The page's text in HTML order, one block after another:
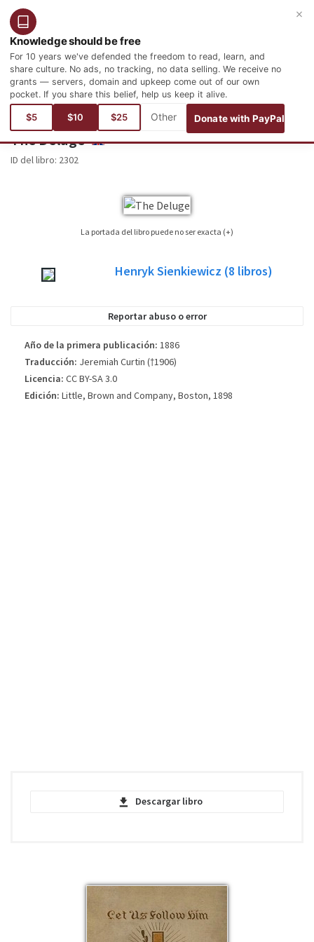
Español
Knowledge should be free
For 10 years we've defended the freedom to read, learn, and
share culture. No ads, no tracking, no data selling. We receive no
grants — servers, domain and upkeep come out of our own
pocket. If you share this belief, help us keep it alive.
$5 $10 $25 Donate with PayPal
×
Está aquí:Idiomas Inglés Literature Polish Literature
The Deluge ENGLISH
ID del libro: 2302
La portada del libro puede no ser exacta (+)
edición está publicada. Por favor, considere esta imagen tan sólo como una
Henryk Sienkiewicz (8 libros)
Reportar abuso o error
Año de la primera publicación: 1886
Traducción: Jeremiah Curtin (†1906)
Licencia: CC BY-SA 3.0
Edición: Little, Brown and Company, Boston, 1898
Descargar libro
The Deluge - Volume II - Henryk
pdf | 2.07 MB | 1470 descargas